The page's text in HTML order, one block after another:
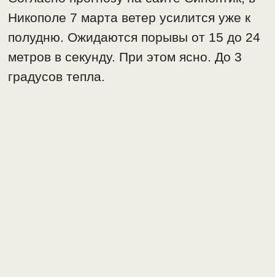
Никополе 7 марта ветер усилится уже к
полудню. Ожидаются порывы от 15 до 24
метров в секунду. При этом ясно. До 3
градусов тепла.